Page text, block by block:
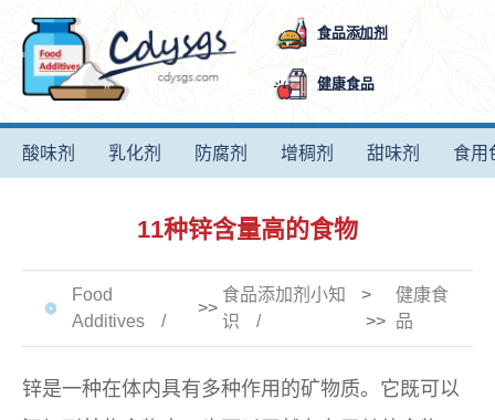
食品添加剂
健康食品
酸味剂 乳化剂 防腐剂 增稠剂 甜味剂 食用
11种锌含量高的食物
Food
Additives
>>
食品添加剂小知
识
>
>>
健康食
品
锌是一种在体内具有多种作用的矿物质。它既可以